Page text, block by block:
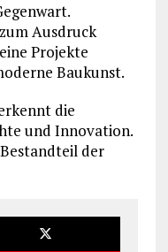
Ausdruck
Projekte
Baukunst.
die
und Innovation.
der